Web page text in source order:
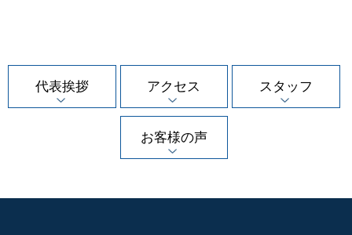
代表挨拶 アクセス スタッフ
お客様の声